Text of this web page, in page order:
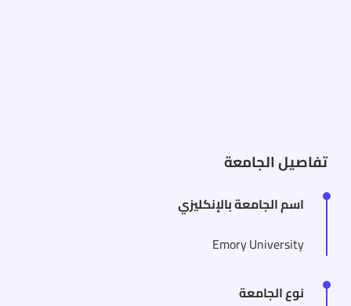
تفاصيل الجامعة
اسم الجامعة بالإنكليزي
Emory University
نوع الجامعة